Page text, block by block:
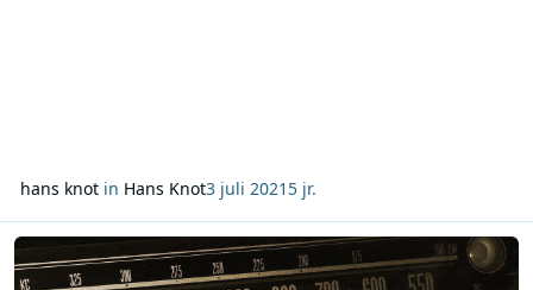
hans knotin Hans Knot3 juli 2021 5 jr.
Lees meer over Radiopedia, de vrije radio-encyclopedie